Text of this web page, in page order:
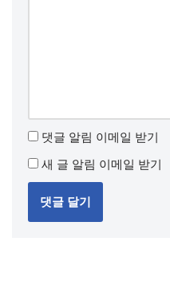
댓글 알림 이메일 받기
새 글 알림 이메일 받기